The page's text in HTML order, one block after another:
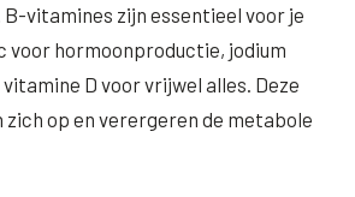
vitamines zijn essentieel voor je
voor hormoonproductie, jodium
D voor vrijwel alles. Deze
op en verergeren de metabole